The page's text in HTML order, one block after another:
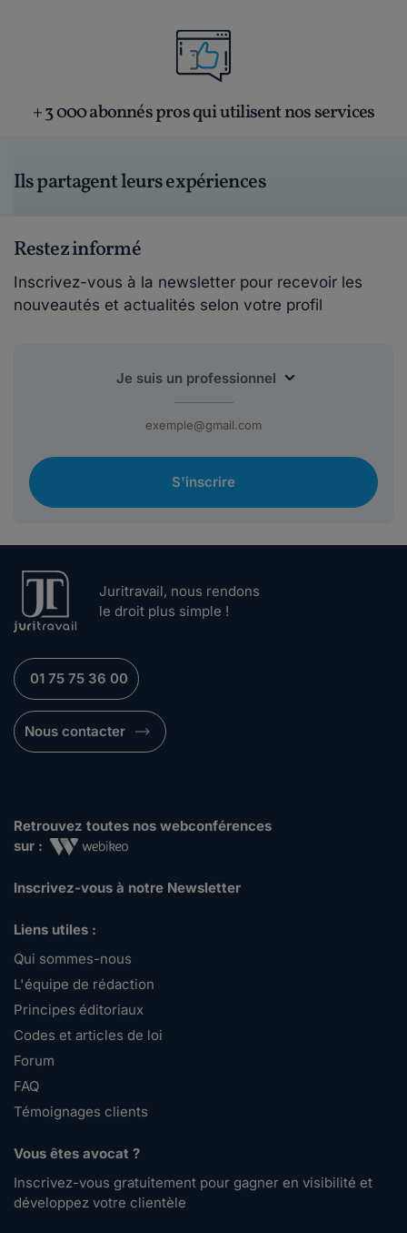
+ 3 000 abonnés pros qui utilisent nos services
Ils partagent leurs expériences
Restez informé
Inscrivez-vous à la newsletter pour recevoir les
nouveautés et actualités selon votre profil
S'inscrire
Juritravail, nous rendons
le droit plus simple !
01 75 75 36 00
Nous contacter
Retrouvez toutes nos webconférences
sur :
Inscrivez-vous à notre Newsletter
Liens utiles :
Qui sommes-nous
L'équipe de rédaction
Principes éditoriaux
Codes et articles de loi
Forum
FAQ
Témoignages clients
Vous êtes avocat ?
Inscrivez-vous gratuitement pour gagner en visibilité et
développez votre clientèle